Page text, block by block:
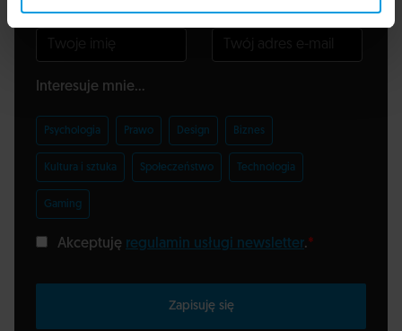
Imię Adres e-mail
Interesuje mnie...
Psychologia Prawo Design Biznes
Kultura i sztuka Społeczeństwo Technologia
Gaming
Akceptuję regulamin usługi newsletter.*
Zapisuję się